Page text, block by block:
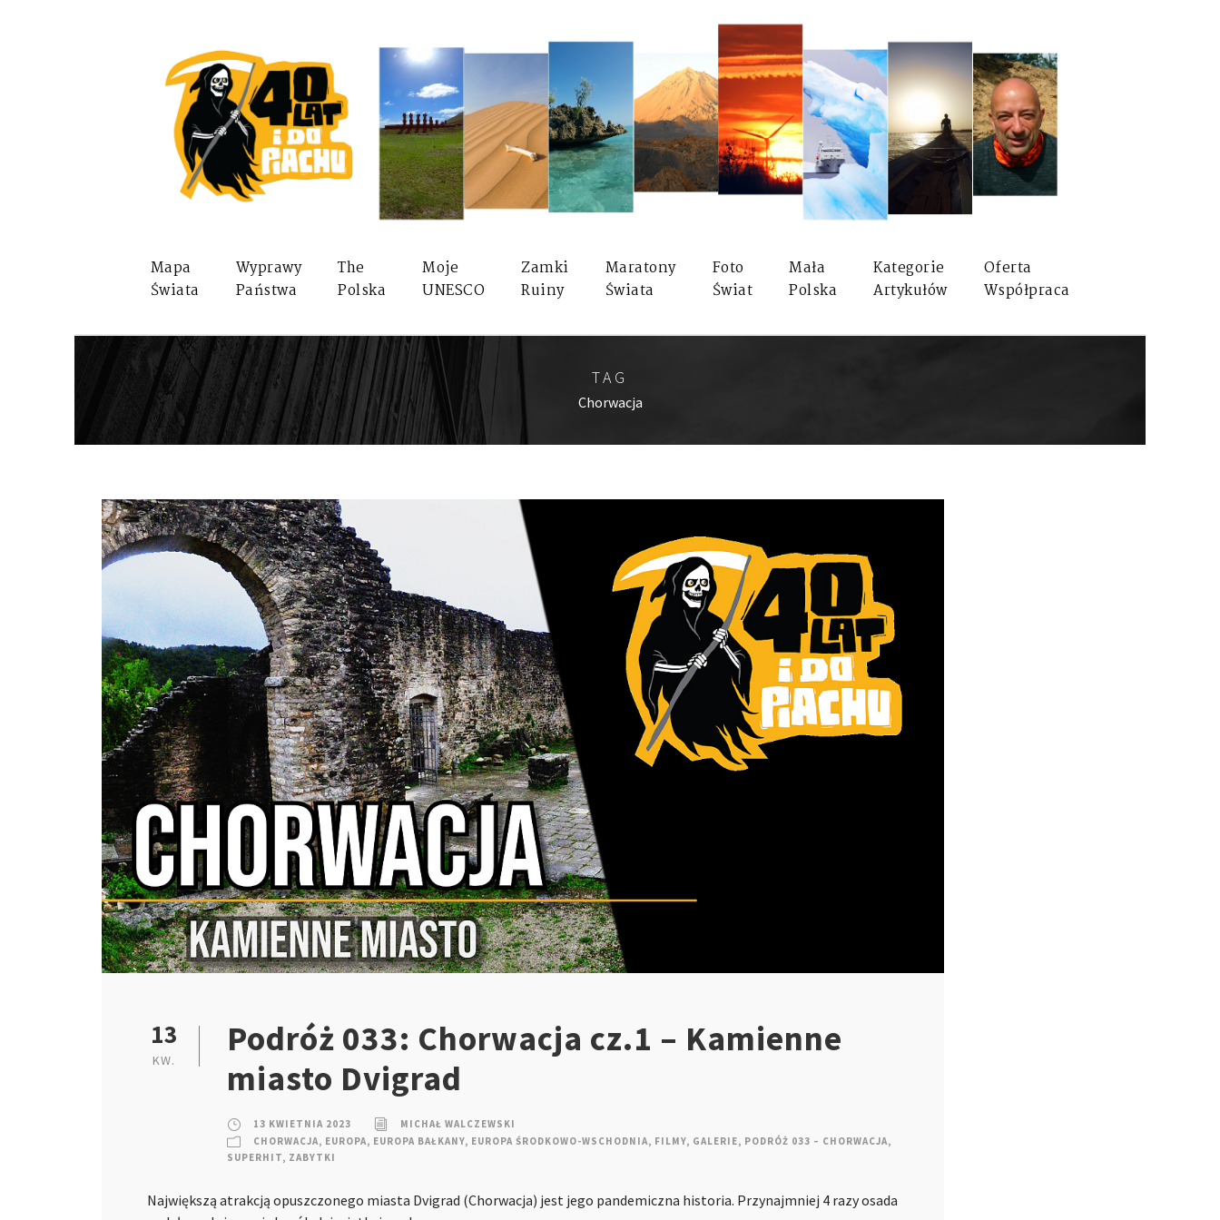
Mapa
Świata
Wyprawy
Państwa
The
Polska
Moje
UNESCO
Zamki
Ruiny
Maratony
Świata
Foto
Świat
Mała
Polska
Kategorie
Artykułów
Oferta
Współpraca
TAG
Chorwacja
13
KW.
Podróż 033: Chorwacja cz.1 – Kamienne
miasto Dvigrad
13 KWIETNIA 2023
MICHAŁ WALCZEWSKI
CHORWACJA, EUROPA, EUROPA BAŁKANY, EUROPA ŚRODKOWO-WSCHODNIA, FILMY, GALERIE, PODRÓŻ 033 – CHORWACJA,
SUPERHIT, ZABYTKI
Największą atrakcją opuszczonego miasta Dvigrad (Chorwacja) jest jego pandemiczna historia. Przynajmniej 4 razy osada